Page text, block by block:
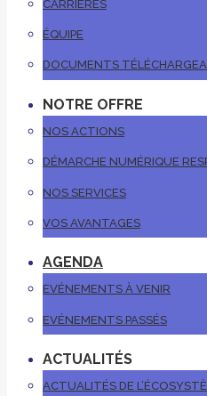
CARRIÈRES
ÉQUIPE
DOCUMENTS
NOTRE OFFRE
NOS ACTIONS
DÉMARCHE NUMÉRIQUE
NOS SERVICES
VOS AVANTAGES
AGENDA
EVÉNEMENTS À VENIR
EVÉNEMENTS PASSÉS
ACTUALITÉS
ACTUALITÉS DE